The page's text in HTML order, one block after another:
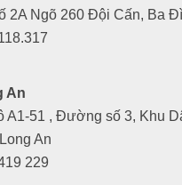
2A Ngõ 260 Đội Cấn, Ba
An
A1-51 , Đường số 3, Khu
An
229